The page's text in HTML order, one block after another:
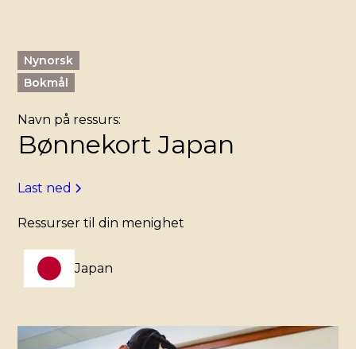
Nynorsk
Bokmål
Navn på ressurs:
Bønnekort Japan
Last ned
Ressurser til din menighet
Japan